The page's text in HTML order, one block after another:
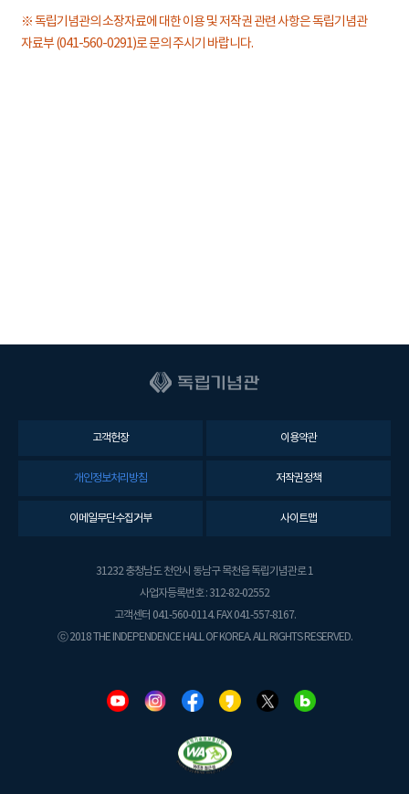
※ 독립기념관의 소장자료에 대한 이용 및 저작권 관련 사항은 독립기념관
자료부 (041-560-0291)로 문의 주시기 바랍니다.
고객헌장 이용약관
개인정보처리방침 저작권정책
이메일무단수집거부 사이트맵
31232 충청남도 천안시 동남구 목천읍 독립기념관로 1
사업자등록번호 : 312-82-02552
고객센터 041-560-0114. FAX 041-557-8167.
ⓒ 2018 THE INDEPENDENCE HALL OF KOREA. ALL RIGHTS RESERVED.